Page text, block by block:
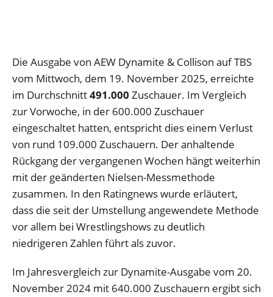
Die Ausgabe von AEW Dynamite & Collison auf TBS
vom Mittwoch, dem 19. November 2025, erreichte
im Durchschnitt491.000 Zuschauer. Im Vergleich
zur Vorwoche, in der 600.000 Zuschauer
eingeschaltet hatten, entspricht dies einem Verlust
von rund 109.000 Zuschauern. Der anhaltende
Rückgang der vergangenen Wochen hängt weiterhin
mit der geänderten Nielsen-Messmethode
zusammen. In den Ratingnews wurde erläutert,
dass die seit der Umstellung angewendete Methode
vor allem bei Wrestlingshows zu deutlich
niedrigeren Zahlen führt als zuvor.
Im Jahresvergleich zur Dynamite-Ausgabe vom 20.
November 2024 mit 640.000 Zuschauern ergibt sich